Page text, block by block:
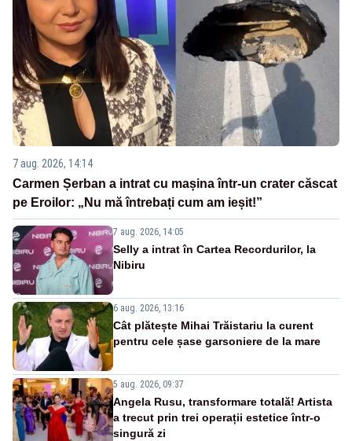
7 aug. 2026, 14:14
Carmen Șerban a intrat cu mașina într-un crater căscat
pe Eroilor: „Nu mă întrebați cum am ieșit!”
7 aug. 2026, 14:05
Selly a intrat în Cartea Recordurilor, la
Nibiru
6 aug. 2026, 13:16
Cât plătește Mihai Trăistariu la curent
pentru cele șase garsoniere de la mare
5 aug. 2026, 09:37
Angela Rusu, transformare totală! Artista
a trecut prin trei operații estetice într-o
singură zi